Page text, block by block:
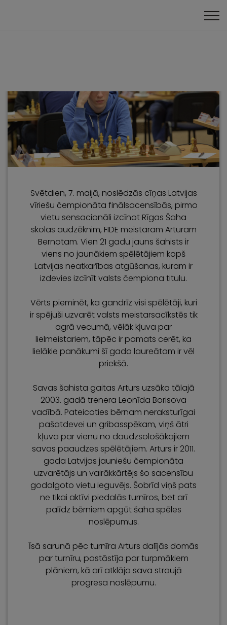
Svētdien, 7. maijā, noslēdzās cīņas Latvijas
vīriešu čempionāta finālsacensībās, pirmo
vietu sensacionāli izcīnot Rīgas Šaha
skolas audzēknim, FIDE meistaram Arturam
Bernotam. Vien 21 gadu jauns šahists ir
viens no jaunākiem spēlētājiem kopš
Latvijas neatkarības atgūšanas, kuram ir
izdevies izcīnīt valsts čempiona titulu.
Vērts pieminēt, ka gandrīz visi spēlētāji, kuri
ir spējuši uzvarēt valsts meistarsacīkstēs tik
agrā vecumā, vēlāk kļuva par
lielmeistariem, tāpēc ir pamats cerēt, ka
lielākie panākumi šī gada laureātam ir vēl
priekšā.
Savas šahista gaitas Arturs uzsāka tālajā
2003. gadā trenera Leonīda Borisova
vadībā. Pateicoties bērnam neraksturīgai
pašatdevei un gribasspēkam, viņš ātri
kļuva par vienu no daudzsološākajiem
savas paaudzes spēlētājiem. Arturs ir 2011.
gada Latvijas jauniešu čempionāta
uzvarētājs un vairākkārtējs šo sacensību
godalgoto vietu ieguvējs. Šobrīd viņš pats
ne tikai aktīvi piedalās turnīros, bet arī
palīdz bērniem apgūt šaha spēles
noslēpumus.
Īsā sarunā pēc turnīra Arturs dalījās domās
par turnīru, pastāstīja par turpmākiem
plāniem, kā arī atklāja sava straujā
progresa noslēpumu.